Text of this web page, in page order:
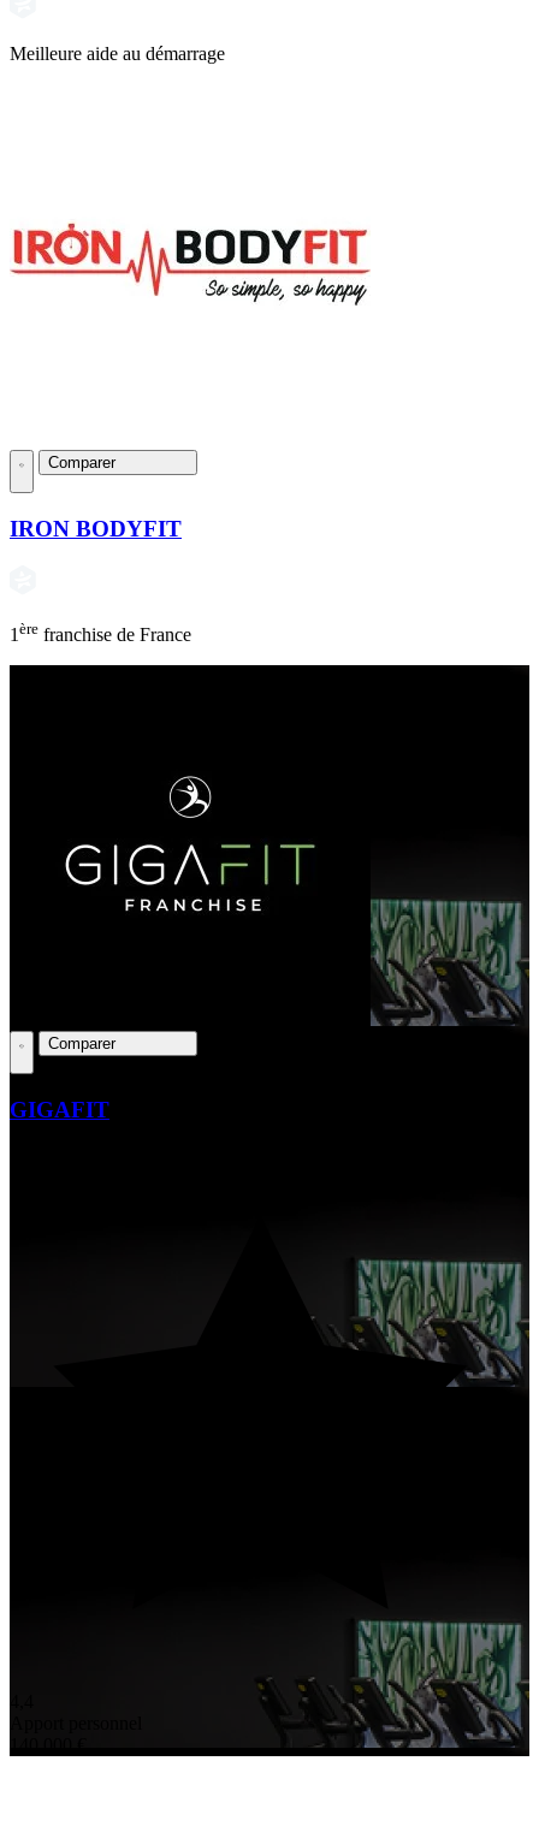
Meilleure aide au démarrage
Comparer
IRON BODYFIT
1 ère franchise de France
Comparer
GIGAFIT